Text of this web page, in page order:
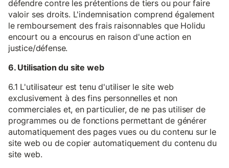
défendre contre les prétentions de tiers ou pour faire
valoir ses droits. L'indemnisation comprend également
le remboursement des frais raisonnables que Holidu
encourt ou a encourus en raison d'une action en
justice/défense.
6. Utilisation du site web
6.1 L'utilisateur est tenu d'utiliser le site web
exclusivement à des fins personnelles et non
commerciales et, en particulier, de ne pas utiliser de
programmes ou de fonctions permettant de générer
automatiquement des pages vues ou du contenu sur le
site web ou de copier automatiquement du contenu du
site web.